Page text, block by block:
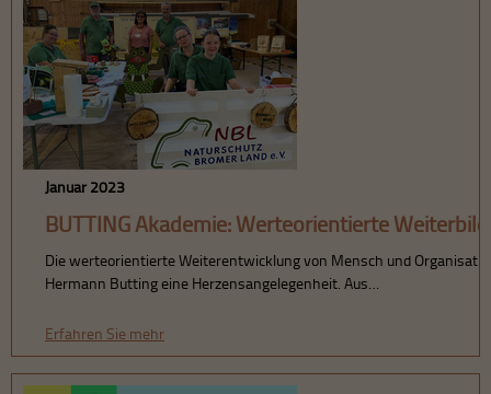
Januar 2023
BUTTING Akademie: Werteorientierte
Die werteorientierte Weiterentwicklung von Mensch und
Hermann Butting eine Herzensangelegenheit. Aus…
Erfahren Sie mehr